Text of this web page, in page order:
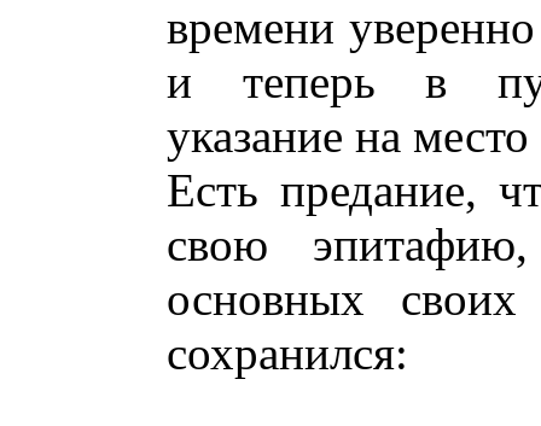
времени
и теперь в
указание на
Есть предание,
свою
основных своих
сохранился: